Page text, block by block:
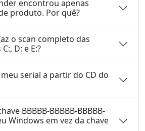
encontrou apenas
produto. Por quê?
o scan completo das
D: e E:?
serial a partir do CD do
BBBBB-BBBBB-BBBBB-
Windows em vez da chave